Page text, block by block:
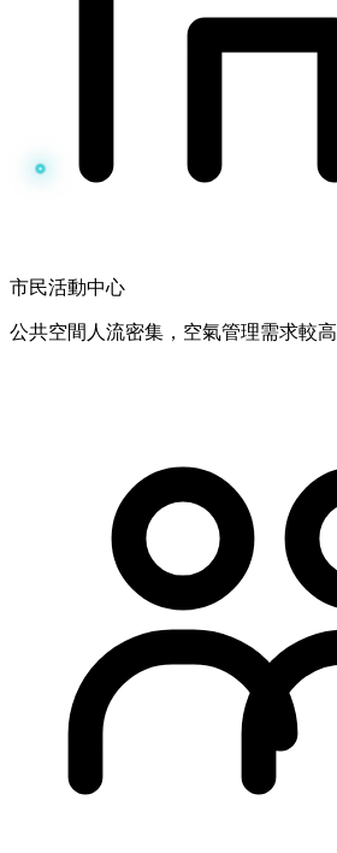
市民活動中心
公共空間人流密集，空氣管理需求較高